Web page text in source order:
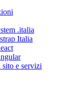
.italia
Italia
e servizi